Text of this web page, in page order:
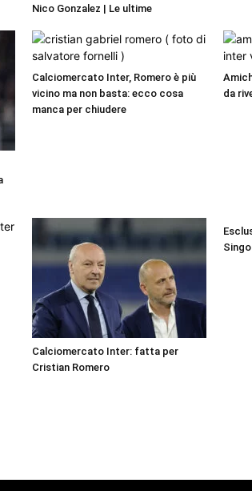
Nico Gonzalez | Le ultime
Calciomercato Inter, Romero è più
vicino ma non basta: ecco cosa
manca per chiudere
da
Calciomercato Inter: fatta per
Cristian Romero